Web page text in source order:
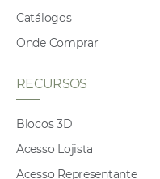
Catálogos
Onde Comprar
RECURSOS
Blocos 3D
Acesso Lojista
Acesso Representante